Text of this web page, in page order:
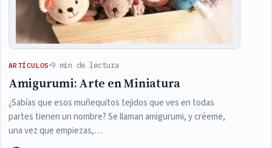
ARTÍCULOS 9 min de lectura
Amigurumi: Arte en Miniatura
¿Sabías que esos muñequitos tejidos que ves en todas
partes tienen un nombre? Se llaman amigurumi, y créeme,
una vez que empiezas,…